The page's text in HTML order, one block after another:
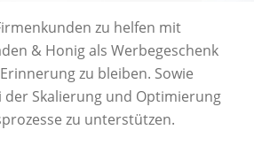
zu helfen mit
& Honig als Werbegeschenk
zu bleiben. Sowie
Skalierung und Optimierung
zu unterstützen.